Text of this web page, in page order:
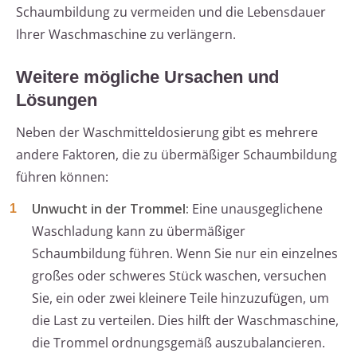
Schaumbildung zu vermeiden und die Lebensdauer
Ihrer Waschmaschine zu verlängern.
Weitere mögliche Ursachen und
Lösungen
Neben der Waschmitteldosierung gibt es mehrere
andere Faktoren, die zu übermäßiger Schaumbildung
führen können:
Unwucht in der Trommel: Eine unausgeglichene
Waschladung kann zu übermäßiger
Schaumbildung führen. Wenn Sie nur ein einzelnes
großes oder schweres Stück waschen, versuchen
Sie, ein oder zwei kleinere Teile hinzuzufügen, um
die Last zu verteilen. Dies hilft der Waschmaschine,
die Trommel ordnungsgemäß auszubalancieren.